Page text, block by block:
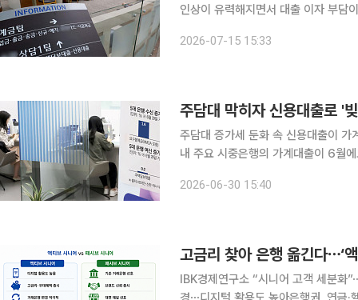
인상이 유력해지면서 대출 이자 부담이 더욱 커
(p) 상승했다. 5월 0.01%p 오른 데
2026-07-15 15:33
주담대 막히자 신용대출로 '
주담대 증가세 둔화 속 신용대출이 가
내 주요 시중은행의 가계대출이 6월
활황에 따른 빚투(빚내서 투자)와 생
2026-06-30 15:40
고금리 찾아 은행 옮긴다⋯‘
IBK경제연구소 “시니어 고객 세분화